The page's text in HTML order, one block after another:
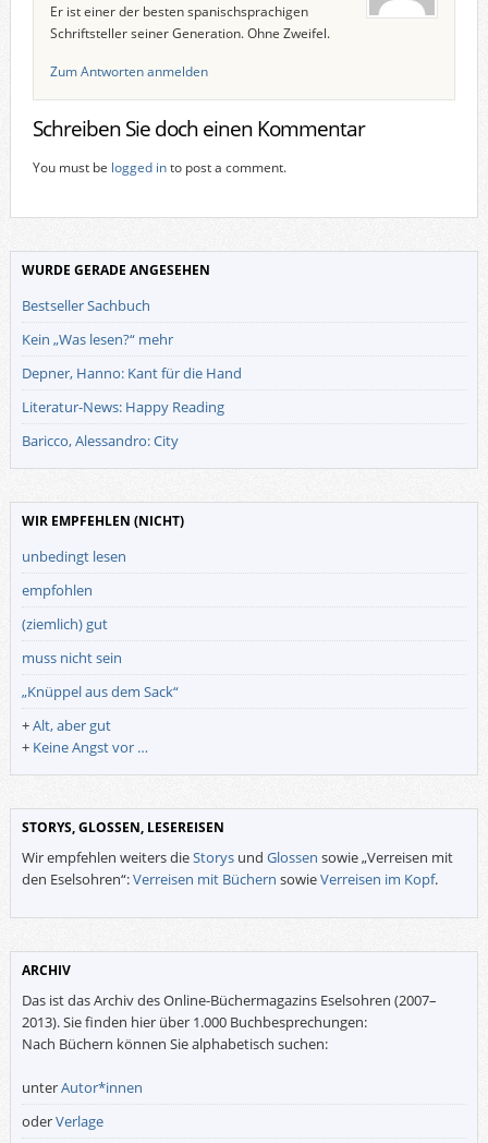
Er ist einer der besten spanischsprachigen
Schriftsteller seiner Generation. Ohne Zweifel.
Zum Antworten anmelden
Schreiben Sie doch einen Kommentar
You must be logged into post a comment.
WURDE GERADE ANGESEHEN
Bestseller Sachbuch
Kein „Was lesen?“ mehr
Depner, Hanno: Kant für die Hand
Literatur-News: Happy Reading
Baricco, Alessandro: City
WIR EMPFEHLEN (NICHT)
unbedingt lesen
empfohlen
(ziemlich) gut
muss nicht sein
„Knüppel aus dem Sack“
+Alt, aber gut
+ Keine Angst vor …
STORYS, GLOSSEN, LESEREISEN
Wir empfehlen weiters dieStorysund Glossen sowie „Verreisen mit
den Eselsohren“:Verreisen mit Büchern sowieVerreisen im Kopf.
ARCHIV
Das ist das Archiv des Online-Büchermagazins Eselsohren (2007–
2013). Sie finden hier über 1.000 Buchbesprechungen:
Nach Büchern können Sie alphabetisch suchen:
unterAutor*innen
oderVerlage